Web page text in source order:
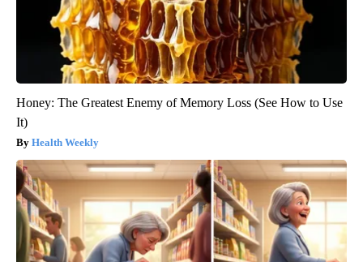
Honey: The Greatest Enemy of Memory Loss (See How to Use
It)
Health Weekly